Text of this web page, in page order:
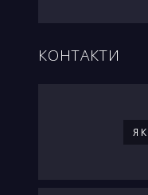
КОНТАКТИ